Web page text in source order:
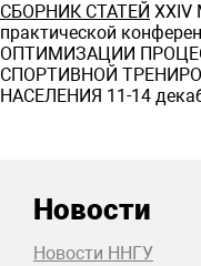
СБОРНИК СТАТЕЙ ХXIV
практической
ОПТИМИЗАЦИИ
СПОРТИВНОЙ
НАСЕЛЕНИЯ 11-14
Новости
Новости ННГУ